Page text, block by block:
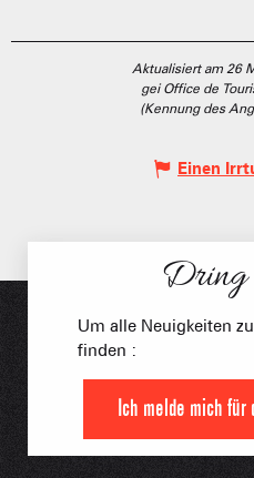
Aktualisiert am 26
gei Office de
(Kennung des
Einen
Dring
Um alle Neuigkeiten
finden :
Ich melde mich